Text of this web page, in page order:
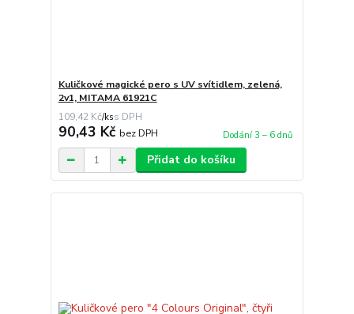
Kuličkové magické pero s UV svítidlem, zelená,
2v1, MITAMA 61921C
109,42 Kč/ks
90,43 Kč bez DPH Dodání 3 – 6 dnů
Přidat do košíku